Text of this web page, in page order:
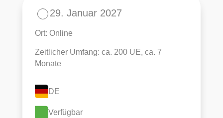
29. Januar 2027
Ort: Online
Zeitlicher Umfang: ca. 200 UE, ca. 7
Monate
DE
Verfügbar